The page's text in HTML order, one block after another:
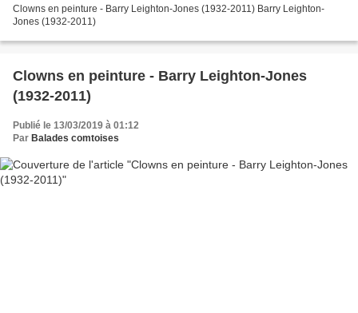
Clowns en peinture - Barry Leighton-Jones (1932-2011) Barry Leighton-
Jones (1932-2011)
Clowns en peinture - Barry Leighton-Jones
(1932-2011)
Publié le 13/03/2019 à 01:12
Par Balades comtoises